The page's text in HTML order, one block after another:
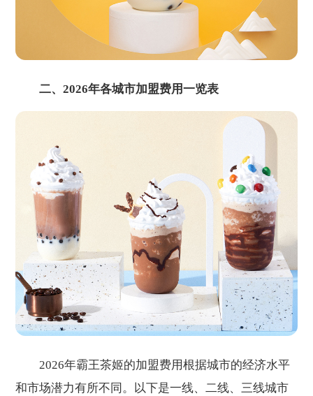
二、2026年各城市加盟费用一览表
2026年霸王茶姬的加盟费用根据城市的经济水平
和市场潜力有所不同。以下是一线、二线、三线城市